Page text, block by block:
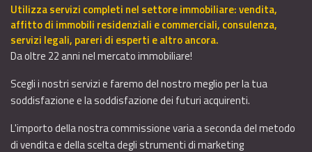
Utilizza servizi completi nel settore immobiliare: vendita,
affitto di immobili residenziali e commerciali, consulenza,
servizi legali, pareri di esperti e altro ancora.
Da oltre 22 anni nel mercato immobiliare!
Scegli i nostri servizi e faremo del nostro meglio per la tua
soddisfazione e la soddisfazione dei futuri acquirenti.
L'importo della nostra commissione varia a seconda del metodo
di vendita e della scelta degli strumenti di marketing